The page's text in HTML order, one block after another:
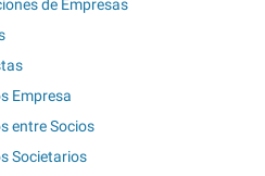
de Empresas
Empresa
entre Socios
Societarios